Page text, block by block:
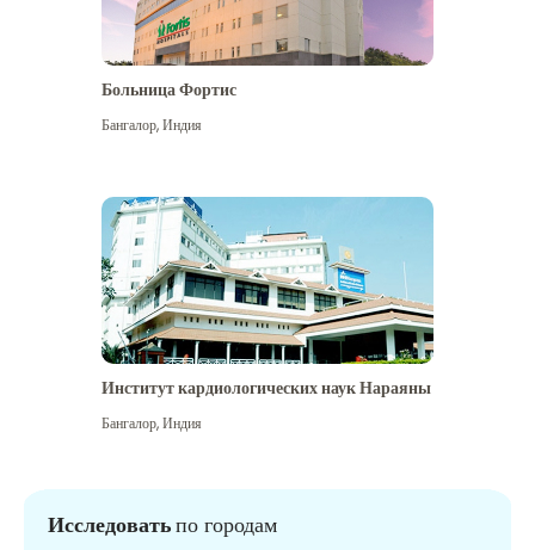
Больница Фортис
Бангалор,Индия
Институт кардиологических наук Нараяны
Бангалор,Индия
Исследоватьпо городам